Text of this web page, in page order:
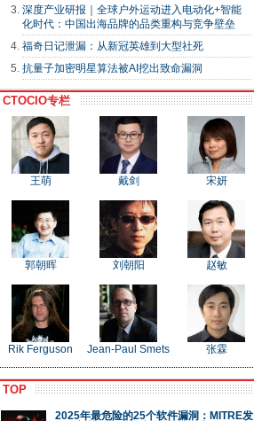
深度产业研报｜全球户外运动进入电动化+智能
化时代：中国出海品牌的品类重构与竞争壁垒
福奇日记泄漏：从新冠英雄到大型社死
抗量子加密明星算法被AI挖出致命漏洞
CTOCIO专栏
王萌 戴剑 宋妍
郭朝晖 刘朝阳 赵敏
Rik Ferguson Jean-Paul Smets 张霖
TOP
2025年最危险的25个软件漏洞：MITRE发